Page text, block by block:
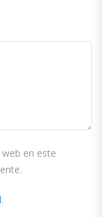
en este
.